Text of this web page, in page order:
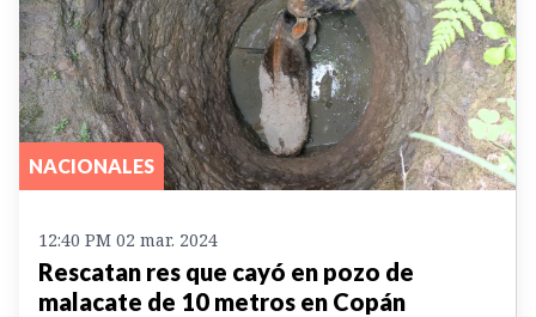
NACIONALES
12:40 PM 02 mar. 2024
Rescatan res que cayó en pozo de
malacate de 10 metros en Copán